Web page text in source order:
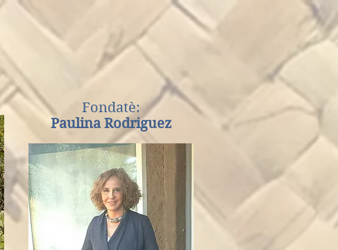
Fondatè:
Paulina Rodriguez